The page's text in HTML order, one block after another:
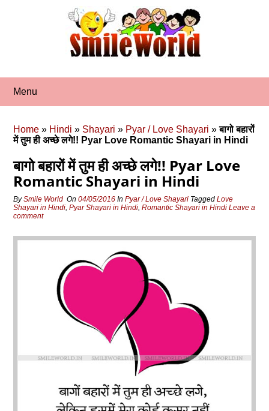
Menu
Home » Hindi » Shayari » Pyar / Love Shayari »बागो बहारों
में तुम ही अच्छे लगे!! Pyar Love Romantic Shayari in Hindi
बागो बहारों में तुम ही अच्छे लगे!! Pyar Love
Romantic Shayari in Hindi
BySmile World On04/05/2016 InPyar / Love Shayari TaggedLove
Shayari in Hindi,Pyar Shayari in Hindi,Romantic Shayari in Hindi Leave a
comment